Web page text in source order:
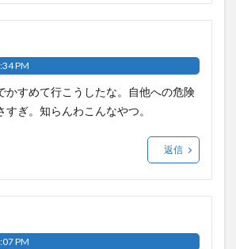
PM
かすめて行こうしたな。自他への危険
ぎ。知らんわこんなやつ。
返信
PM